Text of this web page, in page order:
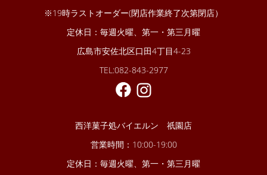
※19時ラストオーダー(閉店作業終了次第閉店）
定休日：毎週火曜、第一・第三月曜
広島市安佐北区口田4丁目4-23
TEL:082-843-2977
西洋菓子処バイエルン 祇園店
営業時間：10:00-19:00
定休日：毎週火曜、第一・第三月曜